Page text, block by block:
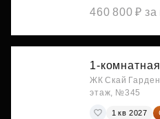
460 800 ₽ за
1-
ЖК Скай
этаж, №345
1 кв 2027